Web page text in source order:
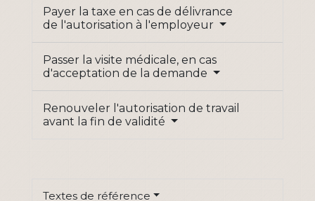
Payer la taxe en cas de délivrance
de l'autorisation à l'employeur
Passer la visite médicale, en cas
d'acceptation de la demande
Renouveler l'autorisation de travail
avant la fin de validité
Textes de référence